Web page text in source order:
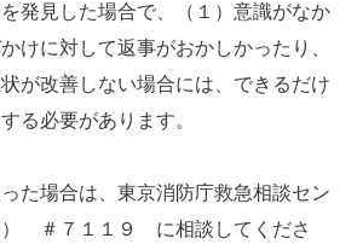
発見した場合で、（１）意識がなか
けに対して返事がおかしかったり、
状が改善しない場合には、できるだけ
る必要があります。
た場合は、東京消防庁救急相談セン
　＃７１１９　に相談してくださ